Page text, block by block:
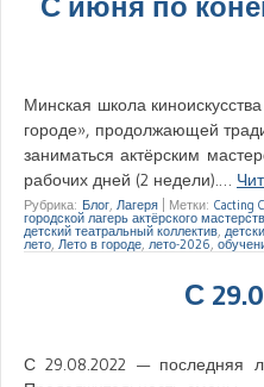
Минская школа
городе», продолжающей
заниматься актёрским
рабочих дней (2 недели).…
Рубрика: Блог Лагеря Метки: Cacting
городской лагерь актёрского
детский театральный коллектив
лето Лето в городе лето-2026
С
С 29.08.2022 — последняя